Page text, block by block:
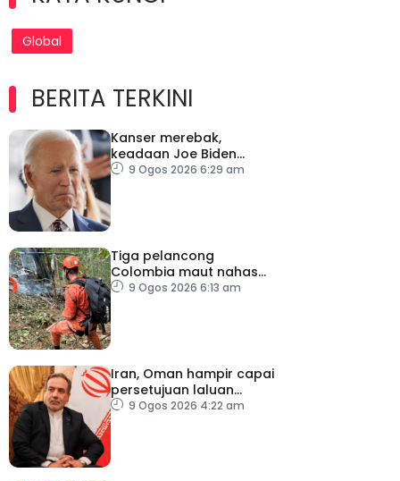
Global
BERITA TERKINI
Kanser merebak,
keadaan Joe Biden
semakin serius
9 Ogos 2026 6:29 am
Tiga pelancong
Colombia maut nahas
helikopter di Rio de
9 Ogos 2026 6:13 am
Iran, Oman hampir capai
persetujuan laluan
sementara Selat Hormuz
9 Ogos 2026 4:22 am